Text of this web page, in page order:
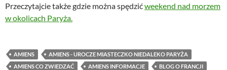
Przeczytajcie także gdzie można spędzićweekend nad morzem
w okolicach Paryża.
AMIENS
AMIENS - UROCZE MIASTECZKO NIEDALEKO PARYŻA
AMIENS CO ZWIEDZAĆ
AMIENS INFORMACJE
BLOG O FRANCJI